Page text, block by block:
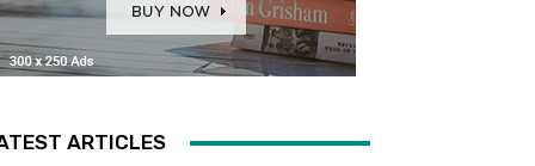
ARTICLES